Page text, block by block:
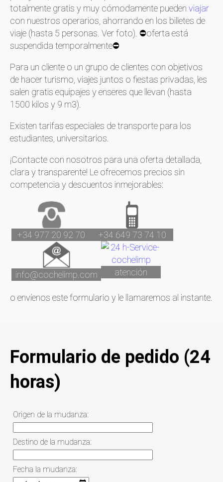
totalmente gratis y muy cómodamente pueden viajar
con nuestros operarios, ahorrando en los billetes de
viaje (hasta 5 personas. Ver foto). ⛔oferta está
suspendida temporalmente⛔
Para un cliente o un grupo de clientes con objetivos
de hacer turismo, viajes juntos o fiestas privadas, les
salen gratis equipajes y enseres que llevan (hasta
1500 kilos y 9 m3).
Existen tarifas especiales de transporte para los
estudiantes, universitarios.
¡Contacte con nosotros para una oferta detallada,
clara y transparente! Le ofrecemos precios sin
competencia y descuentos inmejorables:
+34 977 20 92 70 +34 649 73 74 10
info@cochelimp.com atención
o envíenos este formulario y le llamaremos al instante.
Formulario de pedido (24
horas)
Origen de la mudanza:
Destino de la mudanza:
Fecha la mudanza: